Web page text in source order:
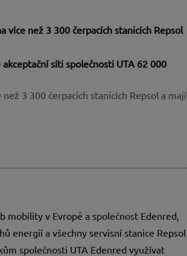
více než 3 300 čerpacích stanicích Repsol
síti společnosti UTA 62 000
3 300 čerpacích stanicích Repsol a mají
mobility v Evropě a společnost Edenred,
energií a všechny servisní stanice Repsol
společnosti UTA Edenred využívat